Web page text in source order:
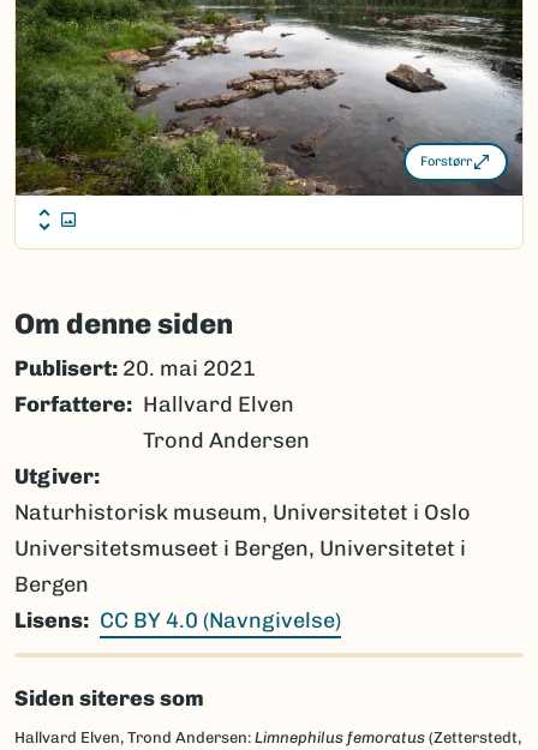
Forstørr
Om denne siden
Publisert: 20. mai 2021
Forfattere
Hallvard Elven
Trond Andersen
Utgiver
Naturhistorisk museum, Universitetet i Oslo
Universitetsmuseet i Bergen, Universitetet i
Bergen
Lisens
CC BY 4.0 (Navngivelse)
Siden siteres som
Hallvard Elven, Trond Andersen: Limnephilus femoratus (Zetterstedt,